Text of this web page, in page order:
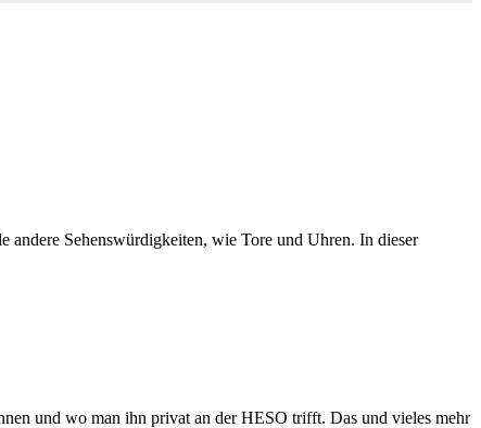
andere Sehenswürdigkeiten, wie Tore und Uhren. In dieser
und wo man ihn privat an der HESO trifft. Das und vieles mehr